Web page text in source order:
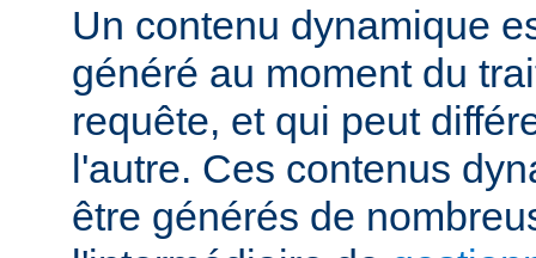
Un contenu dynamique
généré au moment du
requête, et qui peut
l'autre. Ces contenus
être générés de